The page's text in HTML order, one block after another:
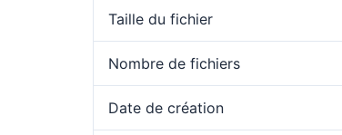
Taille du fichier
Nombre de fichiers
Date de création